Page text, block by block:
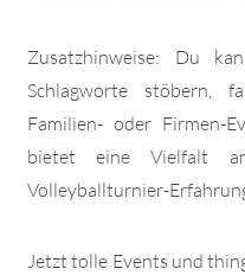
Zusatzhinweise: Du
Schlagworte stöbern,
Familien- oder Firmen-
bietet eine Vielfalt
Volleyballturnier-
Jetzt tolle Events und